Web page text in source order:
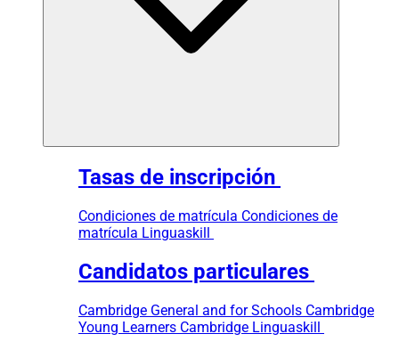
Tasas de inscripción
Condiciones de matrícula Condiciones de
matrícula Linguaskill
Candidatos particulares
Cambridge General and for Schools Cambridge
Young Learners Cambridge Linguaskill